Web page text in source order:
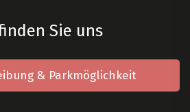
Sie uns
& Parkmöglichkeit